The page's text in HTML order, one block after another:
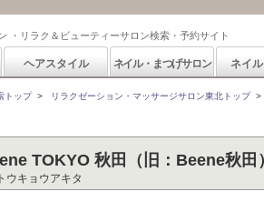
・リラク＆ビューティーサロン検索・予約サイト
ヘアスタイル ネイル・まつげサロン ネイ
トップ> リラクゼーション・マッサージサロン東北トップ>
TOKYO 秋田（旧：Beene秋田）
ウキョウアキタ